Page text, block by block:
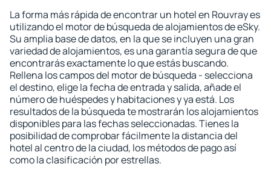
La forma más rápida de encontrar un hotel en Rouvray es
utilizando el motor de búsqueda de alojamientos de eSky.
Su amplia base de datos, en la que se incluyen una gran
variedad de alojamientos, es una garantía segura de que
encontrarás exactamente lo que estás buscando.
Rellena los campos del motor de búsqueda - selecciona
el destino, elige la fecha de entrada y salida, añade el
número de huéspedes y habitaciones y ya está. Los
resultados de la búsqueda te mostrarán los alojamientos
disponibles para las fechas seleccionadas. Tienes la
posibilidad de comprobar fácilmente la distancia del
hotel al centro de la ciudad, los métodos de pago así
como la clasificación por estrellas.